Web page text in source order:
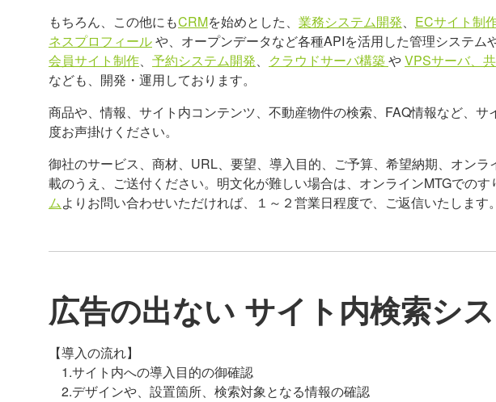
もちろん、この他にもCRMを始めとした、 業務システム開発、 ECサイト制
ネスプロフィールや、オープンデータなど各種APIを活用した管理システム
会員サイト制作、 予約システム開発、 クラウドサーバ構築やVPSサーバ、
なども、開発・運用しております。
商品や、情報、サイト内コンテンツ、不動産物件の検索、FAQ情報など、
度お声掛けください。
御社のサービス、商材、URL、要望、導入目的、ご予算、希望納期、オン
載のうえ、ご送付ください。明文化が難しい場合は、オンラインMTGでのす
ムよりお問い合わせいただければ、１～２営業日程度で、ご返信いたします。
広告の出ない サイト内検索シ
【導入の流れ】
1.サイト内への導入目的の御確認
2.デザインや、設置箇所、検索対象となる情報の確認